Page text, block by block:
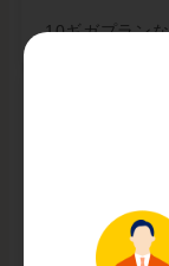
10ギガプラン